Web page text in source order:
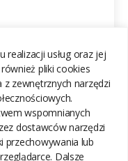
realizacji usług oraz jej
pliki cookies
zewnętrznych narzędzi
wspomnianych
dostawców narzędzi
przechowywania lub
Dalsze